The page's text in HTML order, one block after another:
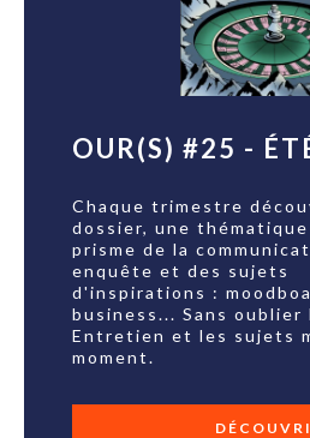
OUR(S) #25 -
Chaque trimestre
dossier, une
prisme de la
enquête et des sujets
d'inspirations :
business... Sans oublier
Entretien et les sujets
moment.